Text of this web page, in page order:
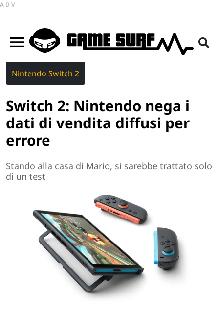
ADV
Nintendo Switch 2
Switch 2: Nintendo nega i
dati di vendita diffusi per
errore
Stando alla casa di Mario, si sarebbe trattato solo
di un test